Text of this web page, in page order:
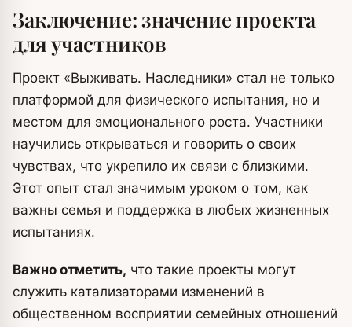
Заключение: значение проекта
для участников
Проект «Выживать. Наследники» стал не только
платформой для физического испытания, но и
местом для эмоционального роста. Участники
научились открываться и говорить о своих
чувствах, что укрепило их связи с близкими.
Этот опыт стал значимым уроком о том, как
важны семья и поддержка в любых жизненных
испытаниях.
Важно отметить, что такие проекты могут
служить катализаторами изменений в
общественном восприятии семейных отношений